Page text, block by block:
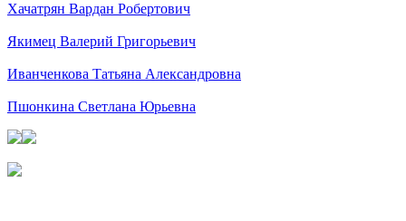
Хачатрян Вардан Робертович
Якимец Валерий Григорьевич
Иванченкова Татьяна Александровна
Пшонкина Светлана Юрьевна